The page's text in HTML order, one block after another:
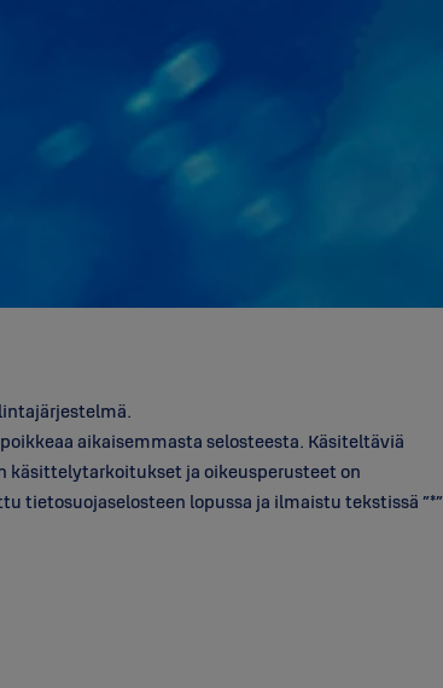
aikaisemmasta selosteesta. Käsiteltäviä
ja oikeusperusteet on
tietosuojaselosteen lopussa ja ilmaistu tekstissä ”*”